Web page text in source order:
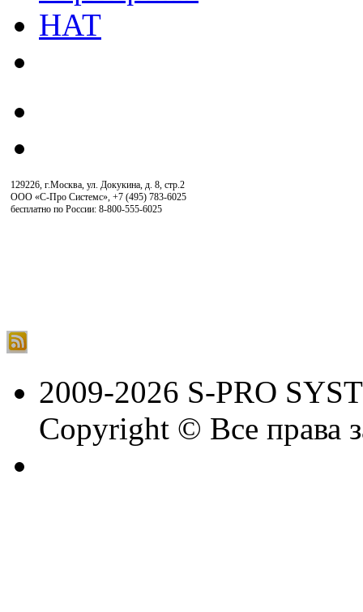
129226, г.Москва, ул. Докукина, д. 8, стр.2
ООО «С-Про Системс», +7 (495) 783-6025
бесплатно по России: 8-800-555-6025
2009-2026 S-PRO
Copyright © Все права